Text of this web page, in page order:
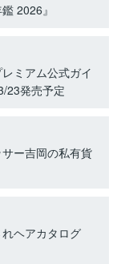
2026』
ミアム公式ガイ
23発売予定
サー吉岡の私有貨
れヘアカタログ